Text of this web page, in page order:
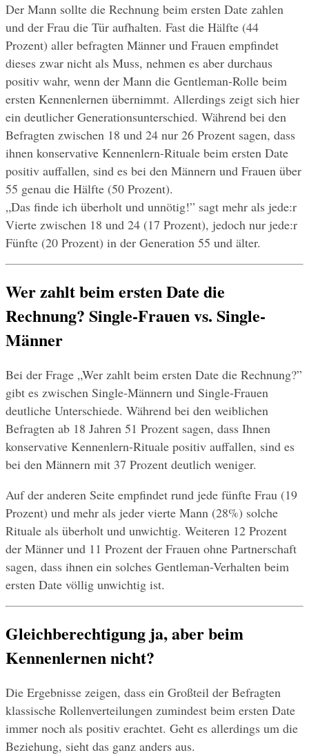
Der Mann sollte die Rechnung beim ersten Date zahlen
und der Frau die Tür aufhalten. Fast die Hälfte (44
Prozent) aller befragten Männer und Frauen empfindet
dieses zwar nicht als Muss, nehmen es aber durchaus
positiv wahr, wenn der Mann die Gentleman-Rolle beim
ersten Kennenlernen übernimmt. Allerdings zeigt sich hier
ein deutlicher Generationsunterschied. Während bei den
Befragten zwischen 18 und 24 nur 26 Prozent sagen, dass
ihnen konservative Kennenlern-Rituale beim ersten Date
positiv auffallen, sind es bei den Männern und Frauen über
55 genau die Hälfte (50 Prozent).
„Das finde ich überholt und unnötig!” sagt mehr als jede:r
Vierte zwischen 18 und 24 (17 Prozent), jedoch nur jede:r
Fünfte (20 Prozent) in der Generation 55 und älter.
Wer zahlt beim ersten Date die
Rechnung? Single-Frauen vs. Single-
Männer
Bei der Frage „Wer zahlt beim ersten Date die Rechnung?”
gibt es zwischen Single-Männern und Single-Frauen
deutliche Unterschiede. Während bei den weiblichen
Befragten ab 18 Jahren 51 Prozent sagen, dass Ihnen
konservative Kennenlern-Rituale positiv auffallen, sind es
bei den Männern mit 37 Prozent deutlich weniger.
Auf der anderen Seite empfindet rund jede fünfte Frau (19
Prozent) und mehr als jeder vierte Mann (28%) solche
Rituale als überholt und unwichtig. Weiteren 12 Prozent
der Männer und 11 Prozent der Frauen ohne Partnerschaft
sagen, dass ihnen ein solches Gentleman-Verhalten beim
ersten Date völlig unwichtig ist.
Gleichberechtigung ja, aber beim
Kennenlernen nicht?
Die Ergebnisse zeigen, dass ein Großteil der Befragten
klassische Rollenverteilungen zumindest beim ersten Date
immer noch als positiv erachtet. Geht es allerdings um die
Beziehung, sieht das ganz anders aus.